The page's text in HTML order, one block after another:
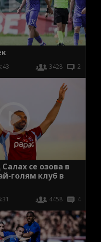
3428 2
се озова в
голям клуб в
4458 4